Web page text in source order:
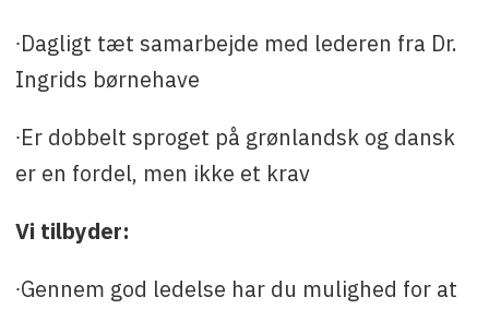
∙Dagligt tæt samarbejde med lederen fra Dr.
Ingrids børnehave
∙Er dobbelt sproget på grønlandsk og dansk
er en fordel, men ikke et krav
Vi tilbyder:
∙Gennem god ledelse har du mulighed for at